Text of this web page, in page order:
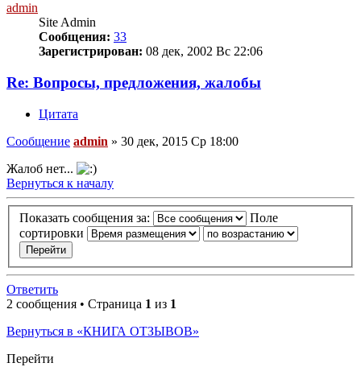
admin
Site Admin
Сообщения: 33
Зарегистрирован: 08 дек, 2002 Вс 22:06
Re: Вопросы, предложения, жалобы
Цитата
Сообщение admin » 30 дек, 2015 Ср 18:00
Жалоб нет...
Вернуться к началу
Показать сообщения за:
Поле
сортировки
Ответить
2 сообщения • Страница 1 из 1
Вернуться в «КНИГА ОТЗЫВОВ»
Перейти